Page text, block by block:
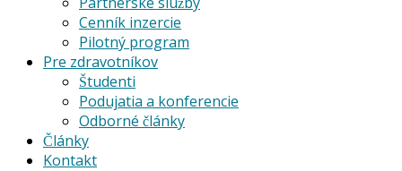
Cenník inzercie
Pilotný program
Pre zdravotníkov
Študenti
Podujatia a konferencie
Odborné články
Články
Kontakt